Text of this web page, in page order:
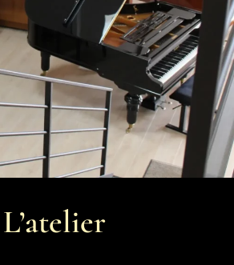
L’atelier